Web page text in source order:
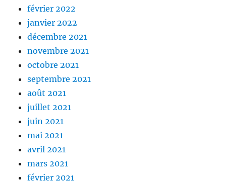
février 2022
janvier 2022
décembre 2021
novembre 2021
octobre 2021
septembre 2021
août 2021
juillet 2021
juin 2021
mai 2021
avril 2021
mars 2021
février 2021